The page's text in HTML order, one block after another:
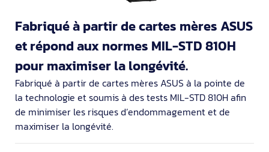
Fabriqué à partir de cartes mères ASUS
et répond aux normes MIL-STD 810H
pour maximiser la longévité.
Fabriqué à partir de cartes mères ASUS à la pointe de
la technologie et soumis à des tests MIL-STD 810H afin
de minimiser les risques d’endommagement et de
maximiser la longévité.